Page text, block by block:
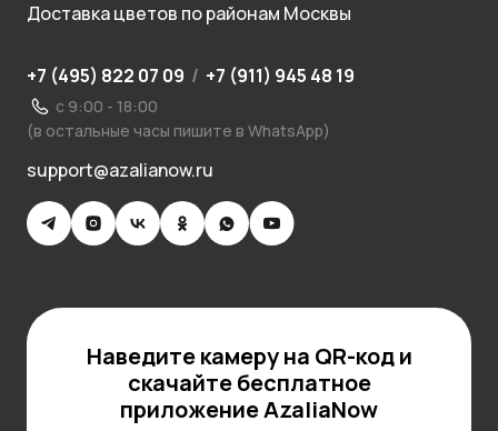
Доставка цветов по районам Москвы
+7 (495) 822 07 09 / +7 (911) 945 48 19
с 9:00 - 18:00
(в остальные часы пишите в WhatsApp)
support@azalianow.ru
Наведите камеру на QR-код и
скачайте бесплатное
приложение AzaliaNow